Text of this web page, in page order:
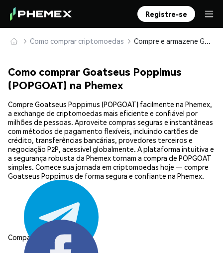
Registre-se
Como comprar criptomoedas Compre e armazene Goatseus Poppimus (POPGOAT) com segurança
Como comprar Goatseus Poppimus
(POPGOAT) na Phemex
Compre Goatseus Poppimus (POPGOAT) facilmente na Phemex,
a exchange de criptomoedas mais eficiente e confiável por
milhões de pessoas. Aproveite compras seguras e instantâneas
com métodos de pagamento flexíveis, incluindo cartões de
crédito, transferências bancárias, provedores terceiros e
negociação P2P, acessível globalmente. A plataforma intuitiva e
a segurança robusta da Phemex tornam a compra de POPGOAT
simples. Comece sua jornada em criptomoedas hoje — compre
Goatseus Poppimus de forma segura e confiante na Phemex.
Compartilhar: